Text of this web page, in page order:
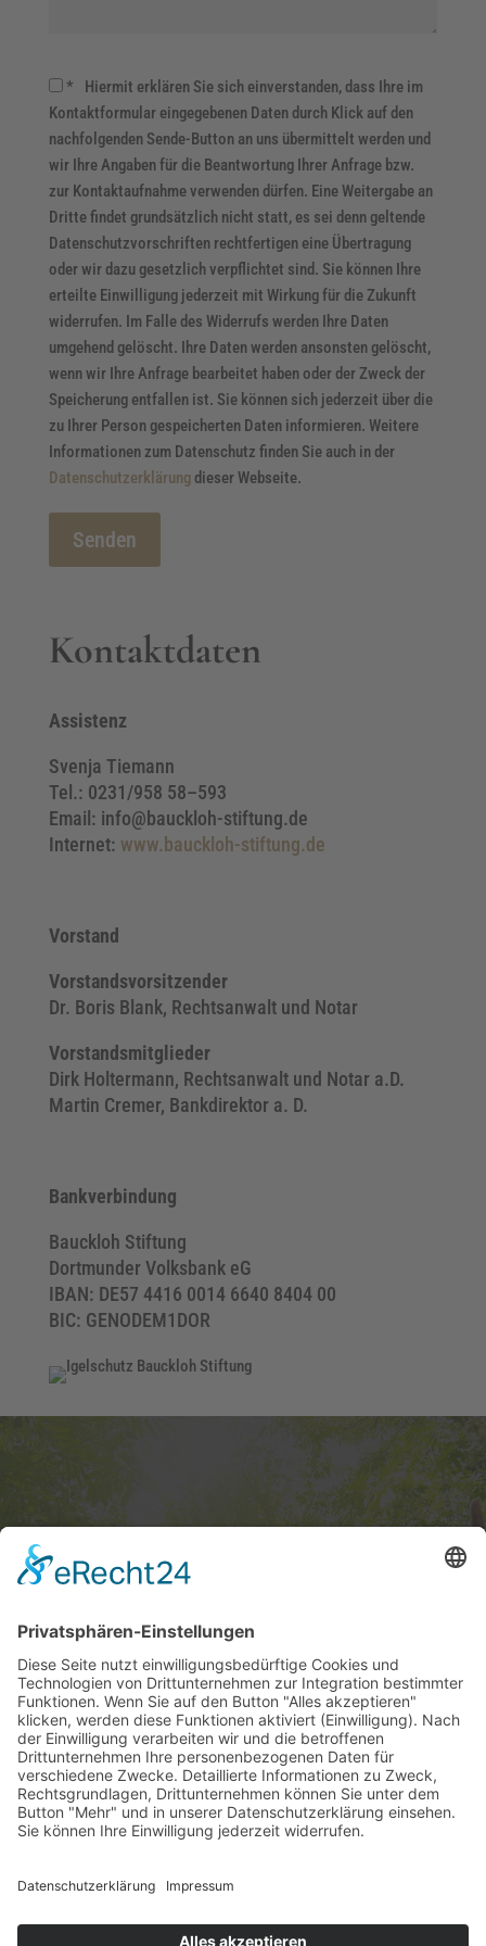
*
Hiermit erklären Sie sich einverstanden, dass Ihre im
Kontaktformular eingegebenen Daten durch Klick auf den
nachfolgenden Sende-Button an uns übermittelt werden und
wir Ihre Angaben für die Beantwortung Ihrer Anfrage bzw.
zur Kontaktaufnahme verwenden dürfen. Eine Weitergabe an
Dritte findet grundsätzlich nicht statt, es sei denn geltende
Datenschutzvorschriften rechtfertigen eine Übertragung
oder wir dazu gesetzlich verpflichtet sind. Sie können Ihre
erteilte Einwilligung jederzeit mit Wirkung für die Zukunft
widerrufen. Im Falle des Widerrufs werden Ihre Daten
umgehend gelöscht. Ihre Daten werden ansonsten gelöscht,
wenn wir Ihre Anfrage bearbeitet haben oder der Zweck der
Speicherung entfallen ist. Sie können sich jederzeit über die
zu Ihrer Person gespeicherten Daten informieren. Weitere
Informationen zum Datenschutz finden Sie auch in der
Datenschutzerklärungdieser Webseite.
dieses
Feld
Kontaktdaten
Assistenz
Svenja Tiemann
Tel.: 0231/958 58–593
Email: info@bauckloh-stiftung.de
Internet: www.bauckloh-stiftung.de
Vorstand
Vorstandsvorsitzender
Dr. Boris Blank, Rechtsanwalt und Notar
Vorstandsmitglieder
Dirk Holtermann, Rechtsanwalt und Notar a.D.
Martin Cremer, Bankdirektor a. D.
Bankverbindung
Bauckloh Stiftung
Dortmunder Volksbank eG
IBAN: DE57 4416 0014 6640 8404 00
BIC: GENODEM1DOR